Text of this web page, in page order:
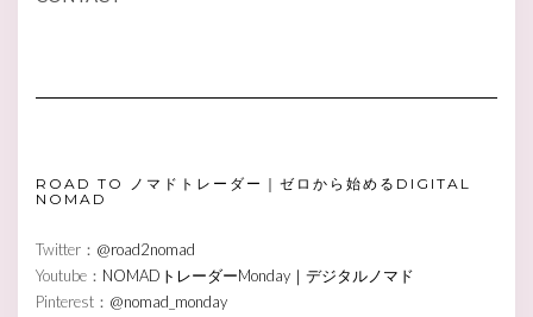
ROAD TO ノマドトレーダー｜ゼロから始めるDIGITAL
NOMAD
Twitter： @road2nomad
Youtube： NOMADトレーダーMonday｜デジタルノマド
Pinterest： @nomad_monday